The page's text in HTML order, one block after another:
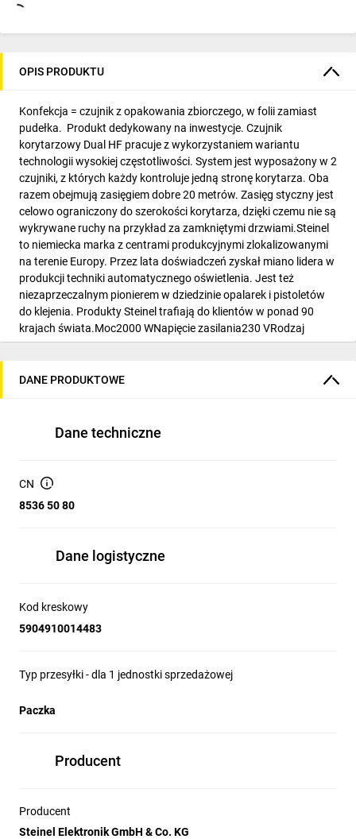
OPIS PRODUKTU
Konfekcja = czujnik z opakowania zbiorczego, w folii zamiast
pudełka. Produkt dedykowany na inwestycje. Czujnik
korytarzowy Dual HF pracuje z wykorzystaniem wariantu
technologii wysokiej częstotliwości. System jest wyposażony w 2
czujniki, z których każdy kontroluje jedną stronę korytarza. Oba
razem obejmują zasięgiem dobre 20 metrów. Zasięg styczny jest
celowo ograniczony do szerokości korytarza, dzięki czemu nie są
wykrywane ruchy na przykład za zamkniętymi drzwiami.Steinel
to niemiecka marka z centrami produkcyjnymi zlokalizowanymi
na terenie Europy. Przez lata doświadczeń zyskał miano lidera w
produkcji techniki automatycznego oświetlenia. Jest też
niezaprzeczalnym pionierem w dziedzinie opalarek i pistoletów
do klejenia. Produkty Steinel trafiają do klientów w ponad 90
krajach świata.Moc2000 WNapięcie zasilania230 VRodzaj
czujnikaobecnościTechnika wykrywaniawysoka
ZastosowaniewewnętrzneMontażsufitMontaż
°Kąt rozwarcia140 °Technika sensorowawysoka częstotliwość
mm75Szerokość mm120Wysokość mm120Gwarancja5 lat
DANE PRODUKTOWE
Dane techniczne
CN
8536 50 80
Dane logistyczne
Kod kreskowy
5904910014483
Typ przesyłki - dla 1 jednostki sprzedażowej
Paczka
Producent
Producent
Steinel Elektronik GmbH & Co. KG